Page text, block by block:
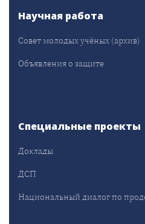
Научная работа
Совет молодых учёных (архив)
Объявления о защите
Специальные проекты
Доклады
ДСП
Национальный диалог по